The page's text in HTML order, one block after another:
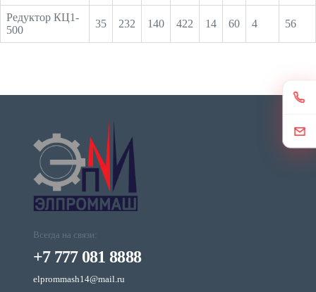
Редуктор КЦ1-
500
35 232 140 422 14 60 4 56
Всегда на связи:
+7 777 081 8888
elprommash14@mail.ru